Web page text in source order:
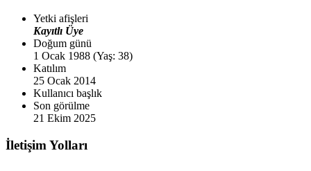
Yetki afişleri
Kayıtlı Üye
Doğum günü
1 Ocak 1988 (Yaş: 38)
Katılım
25 Ocak 2014
Kullanıcı başlık
Son görülme
21 Ekim 2025
İletişim Yolları